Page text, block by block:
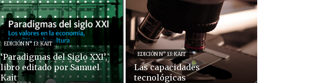
EDICIÓN N° 13: KAIT
‘Paradigmas del Siglo XXI’,
libro editado por Samuel
Kait
EDICIÓN N° 13: KAIT
Las capacidades
tecnológicas